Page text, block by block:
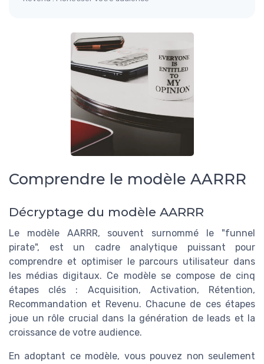
Comprendre le modèle AARRR
Décryptage du modèle AARRR
Le modèle AARRR, souvent surnommé le "funnel
pirate", est un cadre analytique puissant pour
comprendre et optimiser le parcours utilisateur dans
les médias digitaux. Ce modèle se compose de cinq
étapes clés : Acquisition, Activation, Rétention,
Recommandation et Revenu. Chacune de ces étapes
joue un rôle crucial dans la génération de leads et la
croissance de votre audience.
En adoptant ce modèle, vous pouvez non seulement